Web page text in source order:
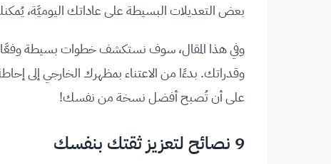
بعض التعديلات البسيطة على عاداتك اليوميَّة،
وفي هذا المقال، سوف نستكشف خطوات بسيطة
وقدراتك. بدءًا من الاعتناء بمظهرك الخارجي
على أن تُصبح أفضل نسخة من نفسك!
9 نصائح لتعزيز ثقتك بنفسك